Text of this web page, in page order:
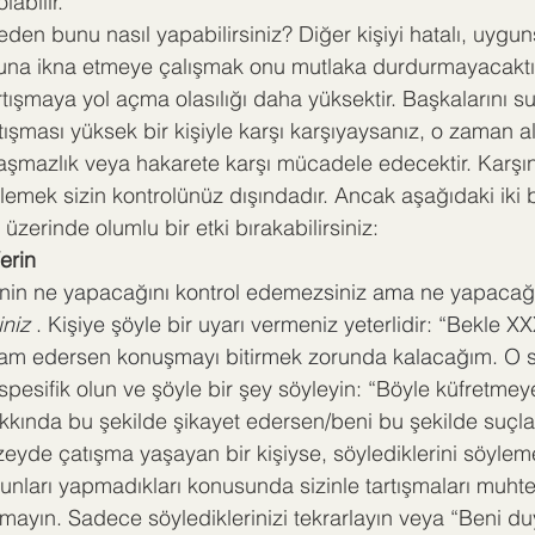
bunu nasıl yapabilirsiniz? Diğer kişiyi hatalı,
ikna etmeye çalışmak onu mutlaka
yol açma olasılığı daha yüksektir. Başkalarını
yüksek bir kişiyle karşı karşıyaysanız, o zaman
veya hakarete karşı mücadele edecektir.
sizin kontrolünüz dışındadır. Ancak aşağıdaki iki
olumlu bir etki bırakabilirsiniz:
ne yapacağını kontrol edemezsiniz ama ne
. Kişiye şöyle bir uyarı vermeniz yeterlidir: “Bekle
edersen konuşmayı bitirmek zorunda kalacağım. O
olun ve şöyle bir şey söyleyin: “Böyle
bu şekilde şikayet edersen/beni bu şekilde
çatışma yaşayan bir kişiyse, söylediklerini
yapmadıkları konusunda sizinle tartışmaları
Sadece söylediklerinizi tekrarlayın veya “Beni